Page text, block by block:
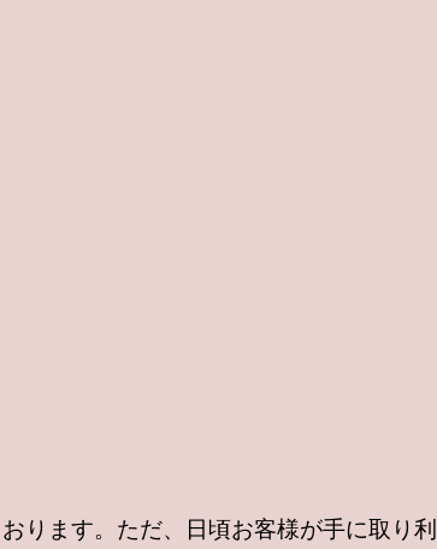
ります。ただ、日頃お客様が手に取り